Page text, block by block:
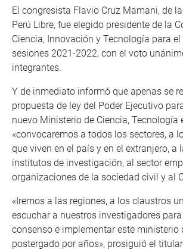
El congresista Flavio Cruz Mamani, de
Perú Libre, fue elegido presidente de la
Ciencia, Innovación y Tecnología para
sesiones 2021-2022, con el voto
integrantes.
Y de inmediato informó que apenas se
propuesta de ley del Poder Ejecutivo
nuevo Ministerio de Ciencia, Tecnología
«convocaremos a todos los sectores, a
que viven en el país y en el extranjero, a
institutos de investigación, al sector
organizaciones de la sociedad civil y al
«Iremos a las regiones, a los claustros
escuchar a nuestros investigadores
consenso e implementar este ministerio
postergado por años», prosiguió el